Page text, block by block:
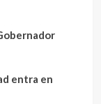
entra en